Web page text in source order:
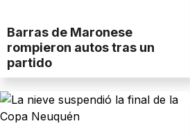
Barras de Maronese
rompieron autos tras un
partido